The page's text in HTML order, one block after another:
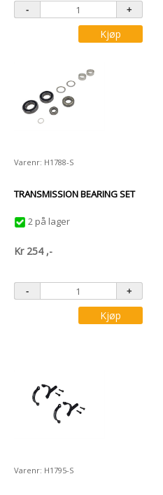
Kjøp
Varenr: H1788-S
TRANSMISSION BEARING SET
2 på lager
Kr 254 ,-
Kjøp
Varenr: H1795-S